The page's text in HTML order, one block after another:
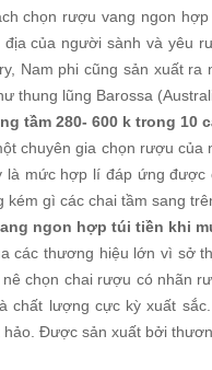
chọn rượu vang ngon
của người sành và yêu
Nam phi cũng sản xuất
thung lũng Barossa
tầm 280- 600 k trong
chuyên gia chọn rượu
là mức hợp lí đáp ứng
kém gì các chai tầm sang
ngon hợp túi tiền khi
các thương hiệu lớn vì sở
chọn chai rượu có nhãn
chất lượng cực kỳ xuất
Được sản xuất bởi